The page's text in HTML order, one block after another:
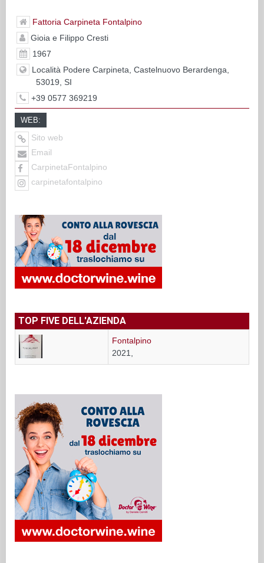
Fattoria Carpineta Fontalpino
Gioia e Filippo Cresti
1967
Località Podere Carpineta, Castelnuovo Berardenga,
53019, SI
+39 0577 369219
WEB:
Sito web
Email
CarpinetaFontalpino
carpinetafontalpino
TOP FIVE DELL'AZIENDA
Fontalpino
2021,